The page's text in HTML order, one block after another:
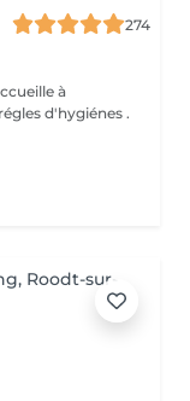
274
à
d'hygiénes .